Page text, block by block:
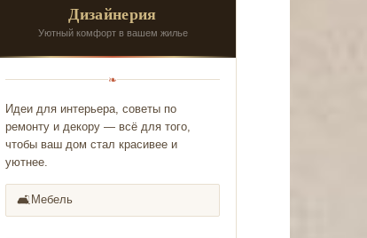
Дизайнерия
Уютный комфорт в вашем жилье
❧
Идеи для интерьера, советы по
ремонту и декору — всё для того,
чтобы ваш дом стал красивее и
уютнее.
🛋️ Мебель